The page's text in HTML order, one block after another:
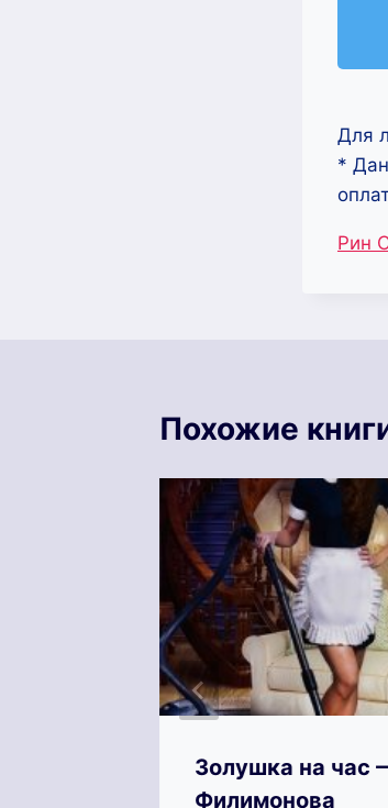
Для
*
Рин
Похожие
Золушка на час
Филимонова